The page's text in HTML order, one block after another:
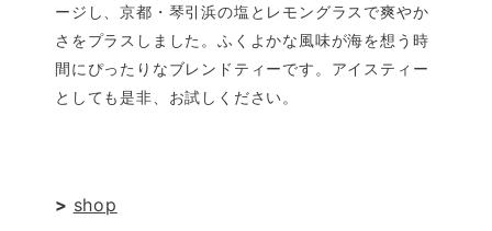
ージし、京都・琴引浜の塩とレモングラスで爽やか
さをプラスしました。ふくよかな風味が海を想う時
間にぴったりなブレンドティーです。アイスティー
としても是非、お試しください。
> shop